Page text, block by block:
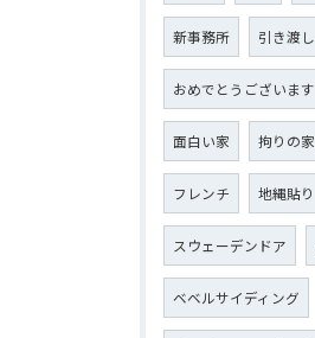
新事務所 引き渡し
おめでとうございます
面白い家 拘りの家
フレンチ 地縄貼り
スウェーデンドア
ベベルサイディング